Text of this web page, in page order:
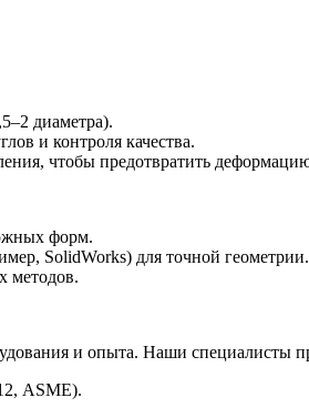
диаметра).
и контроля качества.
чтобы предотвратить
форм.
SolidWorks) для точной геометрии.
методов.
и опыта. Наши специалисты
ASME).